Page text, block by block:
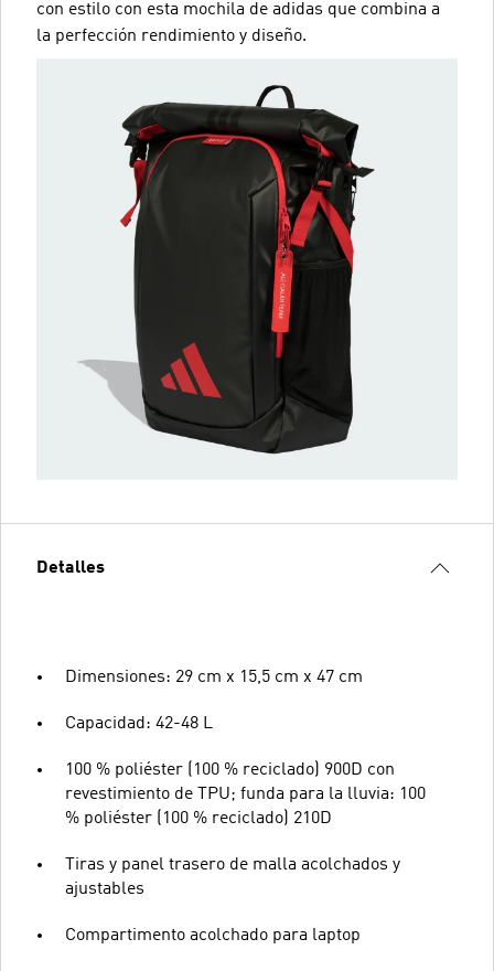
con estilo con esta mochila de adidas que combina a
la perfección rendimiento y diseño.
Detalles
Dimensiones: 29 cm x 15,5 cm x 47 cm
Capacidad: 42-48 L
100 % poliéster (100 % reciclado) 900D con
revestimiento de TPU; funda para la lluvia: 100
% poliéster (100 % reciclado) 210D
Tiras y panel trasero de malla acolchados y
ajustables
Compartimento acolchado para laptop